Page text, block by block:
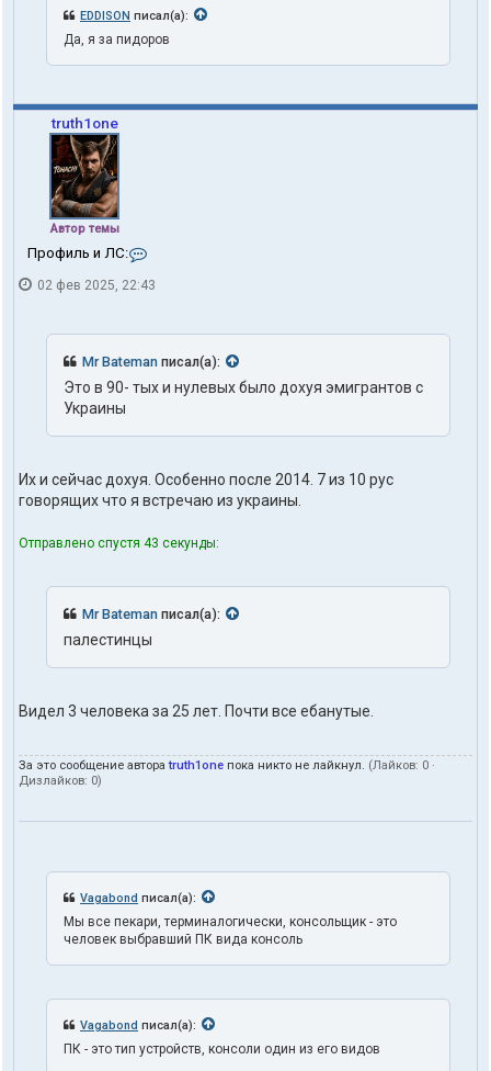
EDDISON писал(а):
Да, я за пидоров
truth1one
Автор темы
Профиль и ЛС:
н
к
т
п
о
в
е
я
r
u
h
o
02 фев 2025, 22:43
Mr Bateman писал(а):
Это в 90- тых и нулевых было дохуя эмигрантов с
Украины
Их и сейчас дохуя. Особенно после 2014. 7 из 10 рус
говорящих что я встречаю из украины.
Отправлено спустя 43 секунды:
Mr Bateman писал(а):
палестинцы
Видел 3 человека за 25 лет. Почти все ебанутые.
За это сообщение автораtruth1one пока никто не лайкнул. (Лайков: 0 ·
Дизлайков: 0)
Vagabond писал(а):
Мы все пекари, терминалогически, консольщик - это
человек выбравший ПК вида консоль
Vagabond писал(а):
ПК - это тип устройств, консоли один из его видов